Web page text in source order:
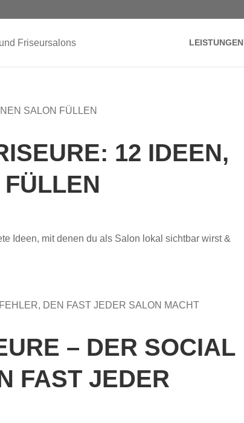
LEISTUNGEN
12 IDEEN,
Ideen, mit denen du als Salon lokal sichtbar wirst &
– DER SOCIAL
FAST JEDER